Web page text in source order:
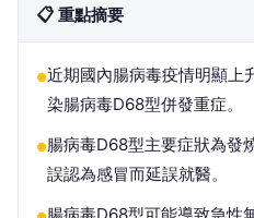
📋 重點摘要
●近期國內腸病毒疫情明顯上
染腸病毒D68型併發重症。
●腸病毒D68型主要症狀為發
誤認為感冒而延誤就醫。